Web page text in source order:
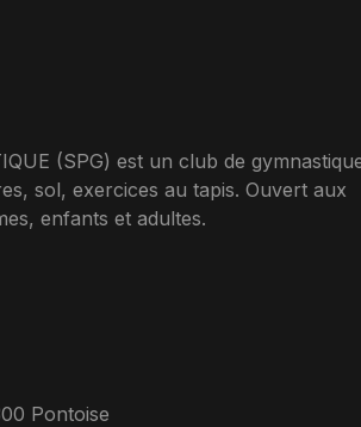
(SPG) est un club de
sol, exercices au tapis. Ouvert aux
enfants et adultes.
Pontoise